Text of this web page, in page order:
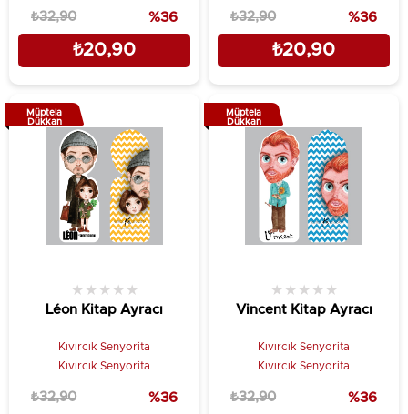
₺20,90
₺32,90 %36
₺20,90
₺32,90 %36
Léon Kitap Ayracı
★ ★ ★ ★ ★
Kıvırcık Senyorita
Kıvırcık Senyorita
₺32,90 %36
Müptela
Dükkan
Vincent Kitap Ayracı
★ ★ ★ ★ ★
Kıvırcık Senyorita
Kıvırcık Senyorita
₺32,90 %36
Müptela
Dükkan